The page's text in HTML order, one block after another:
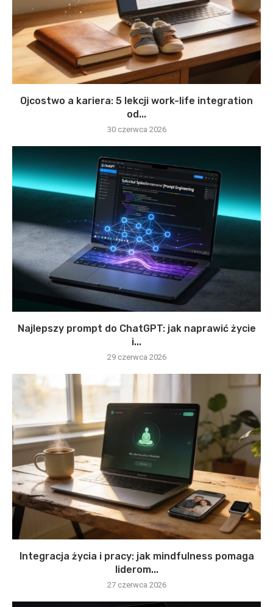
Ojcostwo a kariera: 5 lekcji work-life integration
od...
30 czerwca 2026
Najlepszy prompt do ChatGPT: jak naprawić życie
i...
29 czerwca 2026
Integracja życia i pracy: jak mindfulness pomaga
liderom...
27 czerwca 2026